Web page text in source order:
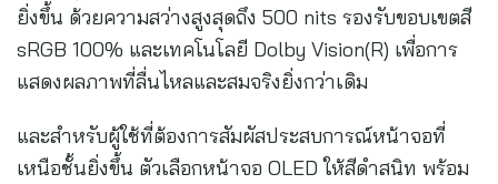
ยิ่งขึ้น ด้วยความสว่างสูงสุดถึง 500 nits รองรับขอบเขตสี
sRGB 100% และเทคโนโลยี Dolby Vision(R) เพื่อการ
แสดงผลภาพที่ลื่นไหลและสมจริงยิ่งกว่าเดิม
และสำหรับผู้ใช้ที่ต้องการสัมผัสประสบการณ์หน้าจอที่
เหนือชั้นยิ่งขึ้น ตัวเลือกหน้าจอ OLED ให้สีดำสนิท พร้อม